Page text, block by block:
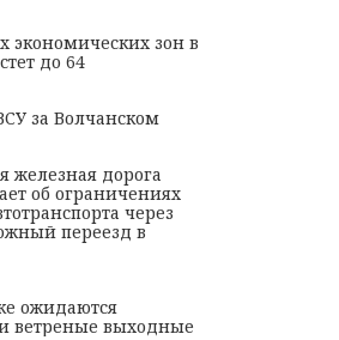
экономических зон в
до 64
за Волчанском
железная дорога
об ограничениях
через
переезд в
ожидаются
ветреные выходные